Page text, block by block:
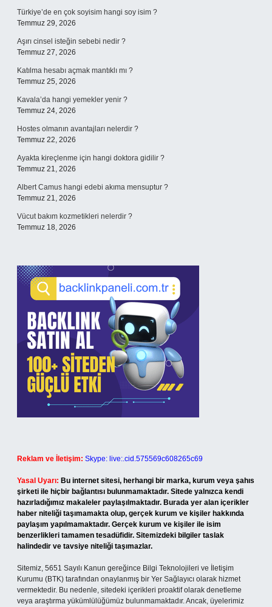
Türkiye’de en çok soyisim hangi soy isim ?
Temmuz 29, 2026
Aşırı cinsel isteğin sebebi nedir ?
Temmuz 27, 2026
Katılma hesabı açmak mantıklı mı ?
Temmuz 25, 2026
Kavala’da hangi yemekler yenir ?
Temmuz 24, 2026
Hostes olmanın avantajları nelerdir ?
Temmuz 22, 2026
Ayakta kireçlenme için hangi doktora gidilir ?
Temmuz 21, 2026
Albert Camus hangi edebi akıma mensuptur ?
Temmuz 21, 2026
Vücut bakım kozmetikleri nelerdir ?
Temmuz 18, 2026
Reklam ve İletişim: Skype: live:.cid.575569c608265c69
Yasal Uyarı: Bu internet sitesi, herhangi bir marka, kurum veya şahıs
şirketi ile hiçbir bağlantısı bulunmamaktadır. Sitede yalnızca kendi
hazırladığımız makaleler paylaşılmaktadır. Burada yer alan içerikler
haber niteliği taşımamakta olup, gerçek kurum ve kişiler hakkında
paylaşım yapılmamaktadır. Gerçek kurum ve kişiler ile isim
benzerlikleri tamamen tesadüfidir. Sitemizdeki bilgiler taslak
halindedir ve tavsiye niteliği taşımazlar.
Sitemiz, 5651 Sayılı Kanun gereğince Bilgi Teknolojileri ve İletişim
Kurumu (BTK) tarafından onaylanmış bir Yer Sağlayıcı olarak hizmet
vermektedir. Bu nedenle, sitedeki içerikleri proaktif olarak denetleme
veya araştırma yükümlülüğümüz bulunmamaktadır. Ancak, üyelerimiz